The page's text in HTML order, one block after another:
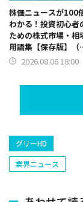
株価ニュースが100
わかる！投資初心者
ための株式市場・相
用語集【保存版】（
本用語編⑩）
2026.08.06 18:00
グリーHD
業界ニュース